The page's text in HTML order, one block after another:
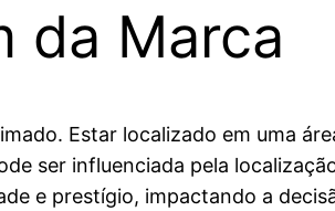
da Marca
Estar localizado em uma
ser influenciada pela
e prestígio, impactando a